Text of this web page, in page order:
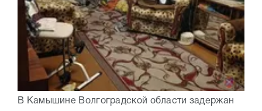
В Камышине Волгоградской области задержан